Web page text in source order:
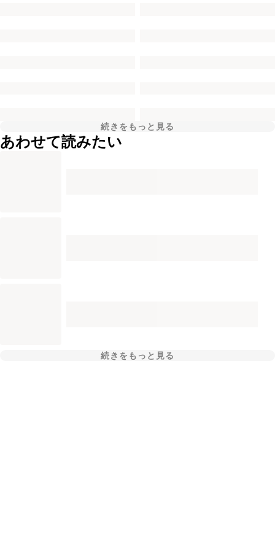
続きをもっと見る
あわせて読みたい
続きをもっと見る